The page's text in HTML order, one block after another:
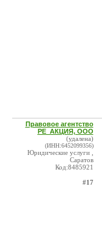
Правовое агентство
РЕ_АКЦИЯ, ООО
(удалена)
(ИНН:6452099356)
Юридические услуги ,
Саратов
Код:8485921
#17